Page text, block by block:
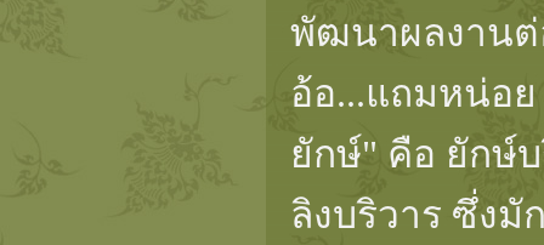
พัฒนาผลงานต่
อ้อ...แถมหน่อย
ยักษ์" คือ ยักษ์
ลิงบริวาร ซึ่ง